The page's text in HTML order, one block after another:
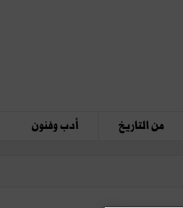
من التاريخ أدب وفنون